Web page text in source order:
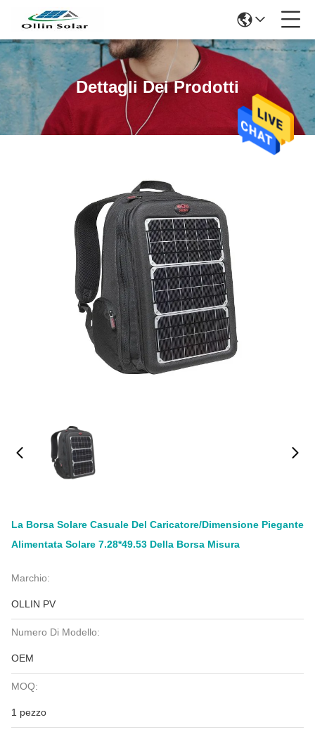
Dettagli Dei Prodotti
La Borsa Solare Casuale Del Caricatore/dimensione Piegante
Alimentata Solare 7.28*49.53 Della Borsa Misura
Marchio:
OLLIN PV
Numero Di Modello:
OEM
MOQ:
1 pezzo